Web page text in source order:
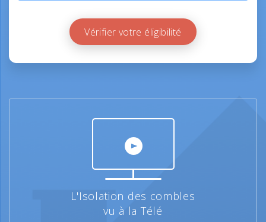
Vérifier votre éligibilité
L'Isolation des combles
vu à la Télé